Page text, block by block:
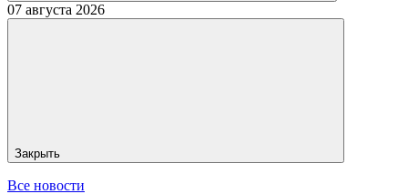
07 августа 2026
Закрыть
Все новости